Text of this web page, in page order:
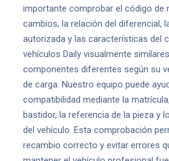
importante comprobar el código de
cambios, la relación del diferencial,
autorizada y las características del
vehículos Daily visualmente
componentes diferentes según su
de carga. Nuestro equipo puede
compatibilidad mediante la
bastidor, la referencia de la pieza y
del vehículo. Esta comprobación
recambio correcto y evitar errores